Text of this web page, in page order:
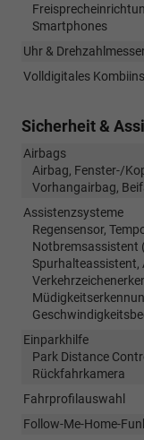
Smartphones
Uhr &
Volldigitales
Sicherheit &
Airbags
Airbag, Fenster-/
Vorhangairbag,
Assistenzsysteme
Regensensor,
Notbremsassistent
Spurhalteassistent,
Einparkhilfe
Park Distance
Rückfahrkamera
Fahrprofilauswahl
Follow-Me-Home-